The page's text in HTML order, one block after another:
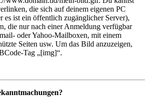
die sich auf deinem eigenen PC
es ist ein öffentlich zugänglicher Server),
die nur nach einer Anmeldung verfügbar
oder Yahoo-Mailboxen, mit einem
Seiten usw. Um das Bild anzuzeigen,
Tag „[img]“.